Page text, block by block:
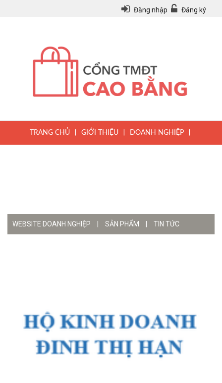
Đăng nhập Đăng ký
TRANG CHỦ GIỚI THIỆU DOANH NGHIỆP
WEBSITE DOANH NGHIỆP SẢN PHẨM TIN TỨC